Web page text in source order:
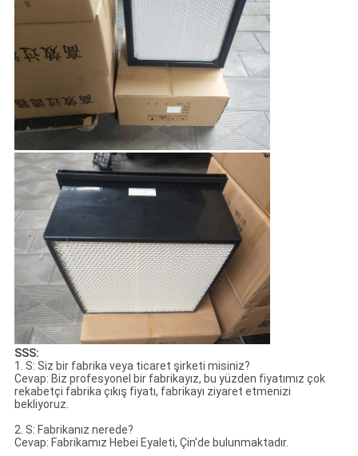
SSS:
1. S: Siz bir fabrika veya ticaret şirketi misiniz?
Cevap: Biz profesyonel bir fabrikayız, bu yüzden fiyatımız çok
rekabetçi fabrika çıkış fiyatı, fabrikayı ziyaret etmenizi
bekliyoruz.
2. S: Fabrikanız nerede?
Cevap: Fabrikamız Hebei Eyaleti, Çin'de bulunmaktadır.